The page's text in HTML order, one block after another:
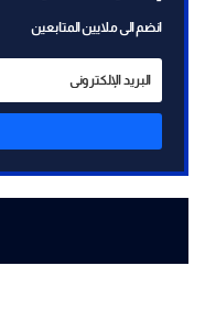
انضم الى ملايين المتابعين